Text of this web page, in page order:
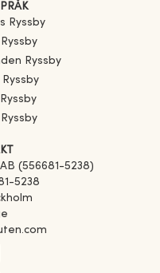
Ryssby
Ryssby
Ryssby
Ryssby
Ryssby
Ryssby
(556681-5238)
5238